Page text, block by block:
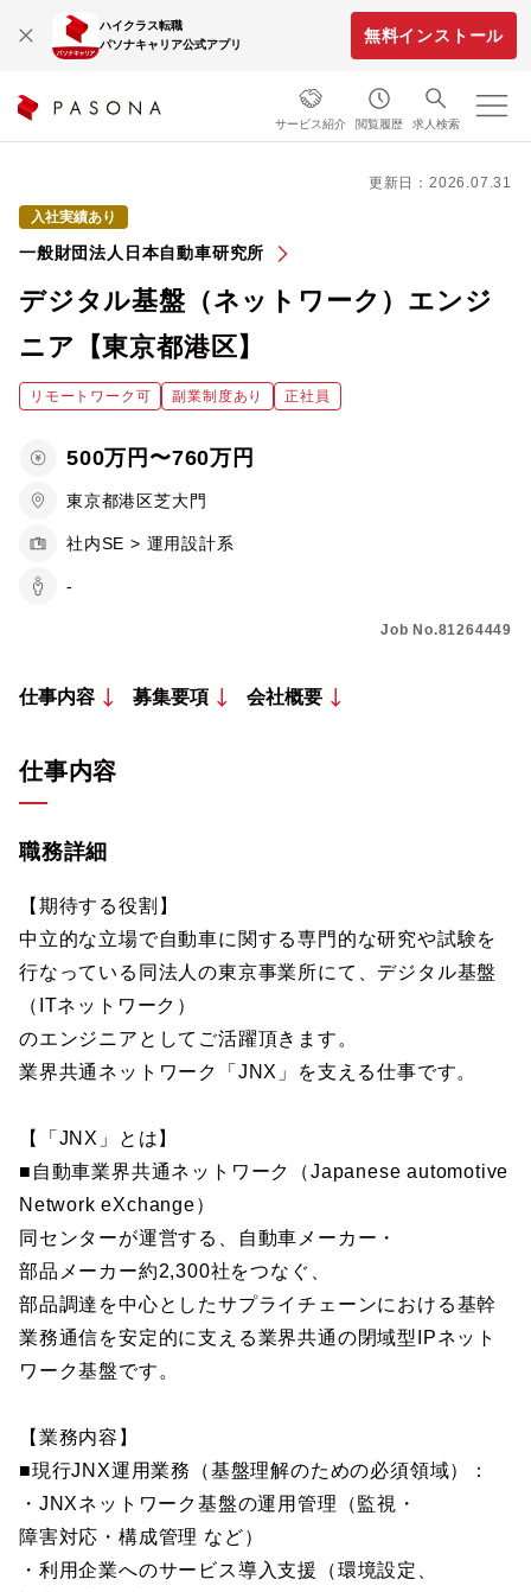
ハイクラス転職
パソナキャリア公式アプリ
無料インストール
サービス紹介 閲覧履歴 求人検索
更新日：2026.07.31
入社実績あり
一般財団法人日本自動車研究所
デジタル基盤（ネットワーク）エンジ
ニア【東京都港区】
リモートワーク可 副業制度あり 正社員
500万円〜760万円
東京都港区芝大門
社内SE > 運用設計系
-
Job No.81264449
仕事内容 募集要項 会社概要
仕事内容
職務詳細
【期待する役割】
中立的な立場で自動車に関する専門的な研究や試験を
行なっている同法人の東京事業所にて、デジタル基盤
（ITネットワーク）
のエンジニアとしてご活躍頂きます。
業界共通ネットワーク「JNX」を支える仕事です。
【「JNX」とは】
■自動車業界共通ネットワーク（Japanese automotive
Network eXchange）
同センターが運営する、自動車メーカー・
部品メーカー約2,300社をつなぐ、
部品調達を中心としたサプライチェーンにおける基幹
業務通信を安定的に支える業界共通の閉域型IPネット
ワーク基盤です。
【業務内容】
■現行JNX運用業務（基盤理解のための必須領域）：
・JNXネットワーク基盤の運用管理（監視・
障害対応・構成管理 など）
・利用企業へのサービス導入支援（環境設定、